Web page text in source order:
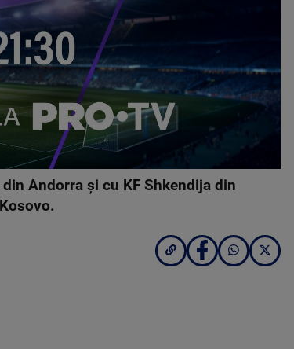
Andorra și cu KF Shkendija din